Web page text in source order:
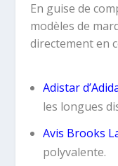
En guise de
modèles de
directement en
Adistar
les longues
Avis Brooks
polyvalente.